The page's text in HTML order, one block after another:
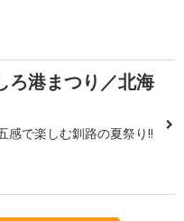
ろ港まつり／北海
感で楽しむ釧路の夏祭り!!